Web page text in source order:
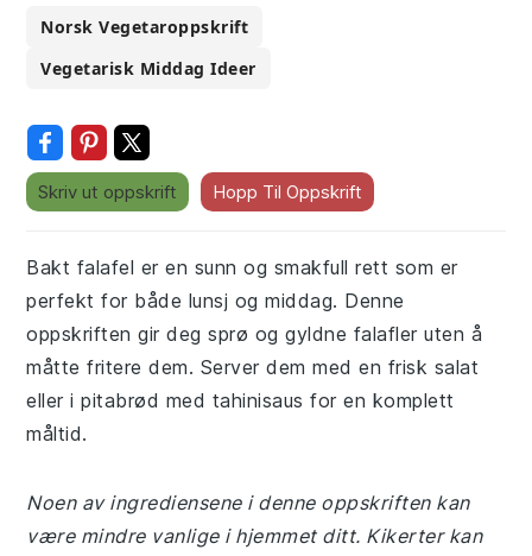
Norsk Vegetaroppskrift
Vegetarisk Middag Ideer
Skriv ut oppskrift Hopp Til Oppskrift
Bakt falafel er en sunn og smakfull rett som er
perfekt for både lunsj og middag. Denne
oppskriften gir deg sprø og gyldne falafler uten å
måtte fritere dem. Server dem med en frisk salat
eller i pitabrød med tahinisaus for en komplett
måltid.
Noen av ingrediensene i denne oppskriften kan
være mindre vanlige i hjemmet ditt. Kikerter kan